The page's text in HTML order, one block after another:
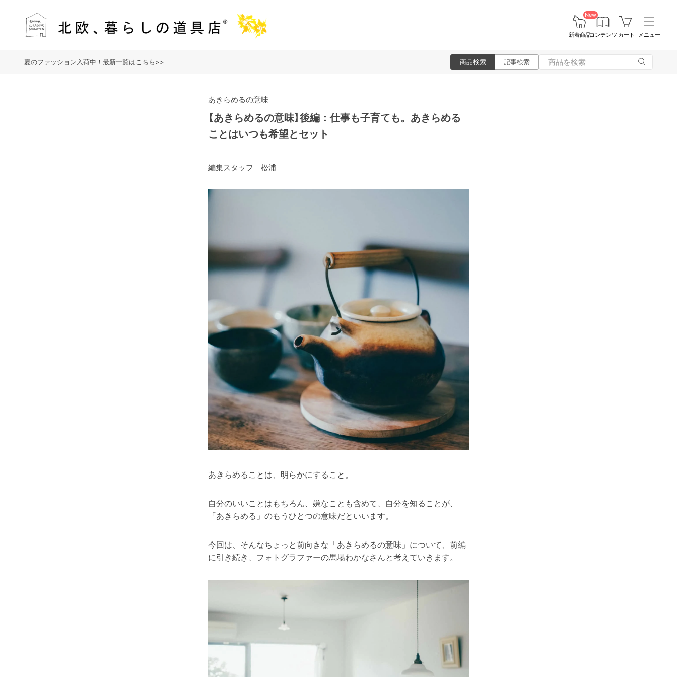
New
新着商品コンテンツ カート メニュー
夏のファッション入荷中！最新一覧はこちら>> 商品検索 記事検索
あきらめるの意味
【あきらめるの意味】後編：仕事も子育ても。あきらめる
ことはいつも希望とセット
編集スタッフ 松浦
あきらめることは、明らかにすること。
自分のいいことはもちろん、嫌なことも含めて、自分を知ることが、
「あきらめる」のもうひとつの意味だといいます。
今回は、そんなちょっと前向きな「あきらめるの意味」について、前編
に引き続き、フォトグラファーの馬場わかなさんと考えていきます。